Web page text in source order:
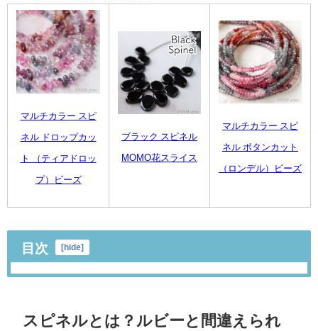
マルチカラー スピ
ネル ドロップカッ
ト （ティアドロッ
プ）ビーズ
ブラック スピネル
MOMO花スライス
マルチカラー スピ
ネル ボタンカット
（ロンデル）ビーズ
目次 [hide]
スピネルとは？ルビーと間違えられ